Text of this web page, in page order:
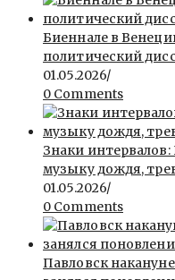
Биеннале в
политический
01.05.2026/
0 Comments
Знаки
музыку дождя,
01.05.2026/
0 Comments
Павловск